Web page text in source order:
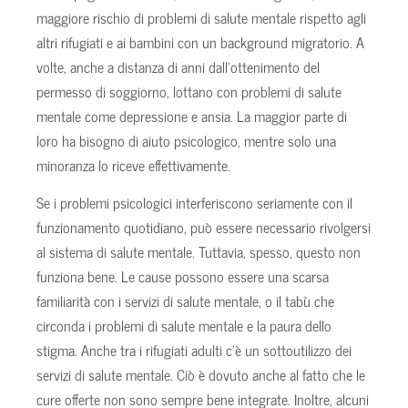
maggiore rischio di problemi di salute mentale rispetto agli
altri rifugiati e ai bambini con un background migratorio. A
volte, anche a distanza di anni dall’ottenimento del
permesso di soggiorno, lottano con problemi di salute
mentale come depressione e ansia. La maggior parte di
loro ha bisogno di aiuto psicologico, mentre solo una
minoranza lo riceve effettivamente.
Se i problemi psicologici interferiscono seriamente con il
funzionamento quotidiano, può essere necessario rivolgersi
al sistema di salute mentale. Tuttavia, spesso, questo non
funziona bene. Le cause possono essere una scarsa
familiarità con i servizi di salute mentale, o il tabù che
circonda i problemi di salute mentale e la paura dello
stigma. Anche tra i rifugiati adulti c’è un sottoutilizzo dei
servizi di salute mentale. Ciò è dovuto anche al fatto che le
cure offerte non sono sempre bene integrate. Inoltre, alcuni